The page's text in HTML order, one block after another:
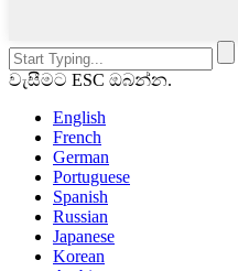
වැසීමට ESC ඔබන්න.
English
French
German
Portuguese
Spanish
Russian
Japanese
Korean